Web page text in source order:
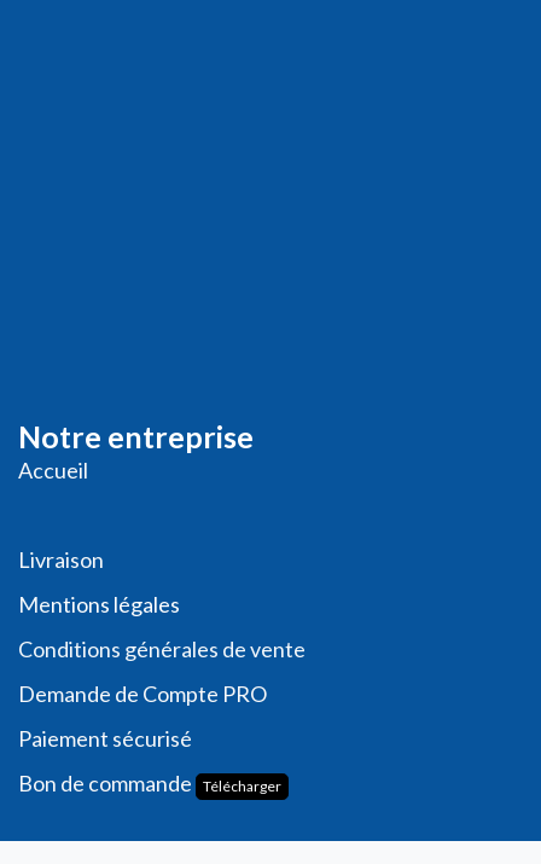
Notre entreprise
Accueil
Livraison
Mentions légales
Conditions générales de vente
Demande de Compte PRO
Paiement sécurisé
Bon de commande
Télécharger